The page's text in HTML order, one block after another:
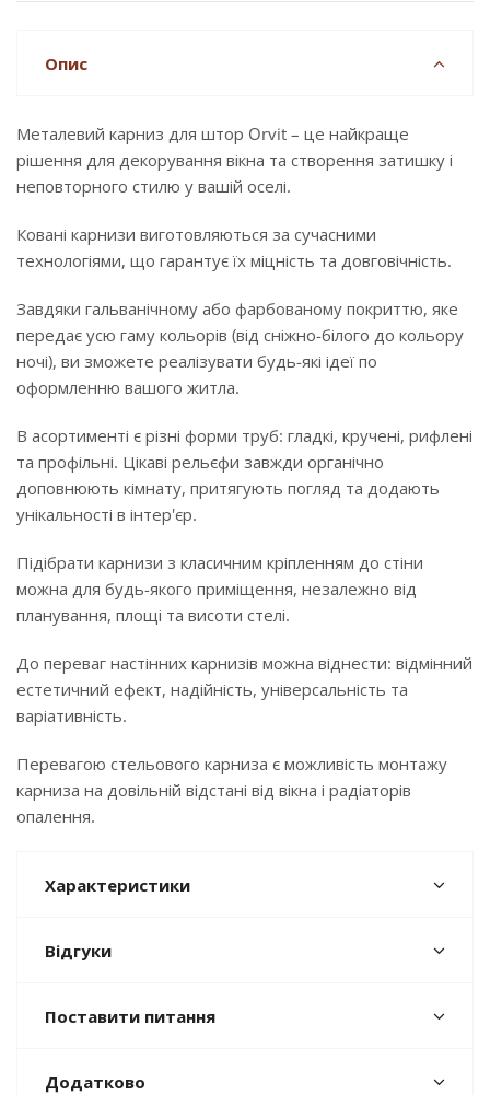
Опис
Металевий карниз для штор Orvit – це найкраще
рішення для декорування вікна та створення затишку і
неповторного стилю у вашій оселі.
Ковані карнизи виготовляються за сучасними
технологіями, що гарантує їх міцність та довговічність.
Завдяки гальванічному або фарбованому покриттю, яке
передає усю гаму кольорів (від сніжно-білого до кольору
ночі), ви зможете реалізувати будь-які ідеї по
оформленню вашого житла.
В асортименті є різні форми труб: гладкі, кручені, рифлені
та профільні. Цікаві рельєфи завжди органічно
доповнюють кімнату, притягують погляд та додають
унікальності в інтер'єр.
Підібрати карнизи з класичним кріпленням до стіни
можна для будь-якого приміщення, незалежно від
планування, площі та висоти стелі.
До переваг настінних карнизів можна віднести: відмінний
естетичний ефект, надійність, універсальність та
варіативність.
Перевагою стельового карниза є можливість монтажу
карниза на довільній відстані від вікна і радіаторів
опалення.
Характеристики
Відгуки
Поставити питання
Додатково